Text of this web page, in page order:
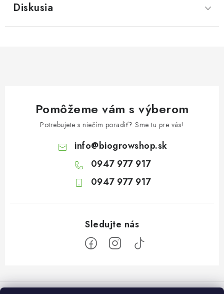
Diskusia
Pomôžeme vám s výberom
Potrebujete s niečím poradiť? Sme tu pre vás!
info@biogrowshop.sk
0947 977 917
0947 977 917
á